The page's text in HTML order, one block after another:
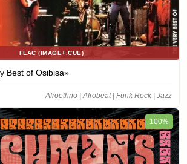
FLAC (IMAGE+.CUE)
Best of Osibisa»
Afroethno | Afrobeat | Funk Rock | Jazz
100%